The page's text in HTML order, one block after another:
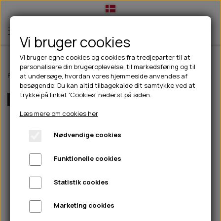
TIL HUND
💧FODER- VANDSKÅLE
CHICOPEE
GODBIDSTASKE
HALSBÅND
🦴 GODBIDDER & SNACKS
🍖 SMAGSVARIANTER
🎾 LEGETØJ
TÆNDER, ØRE, ØJE, POTER & NÆSE
🐾 UDSTYR & KOMFORT
TIL HUNDEEJER
DRIKKEFLASKER/TERMOFLASKER
HUER OG VANTER
PINEWOOD SALES
TIL KAT
TILBUD
NYHEDER
ABONNEMENT
Forside Til hunde Slik- & snusemåtter Eat Slow Live Longer Lick
Flere Farver
Vi bruger cookies
Vi bruger egne cookies og cookies fra tredjeparter til at
personalisere din brugeroplevelse, til markedsføring og til
at undersøge, hvordan vores hjemmeside anvendes af
besøgende. Du kan altid tilbagekalde dit samtykke ved at
trykke på linket 'Cookies' nederst på siden.
Læs mere om cookies her
Nødvendige cookies
Funktionelle cookies
Statistik cookies
Marketing cookies